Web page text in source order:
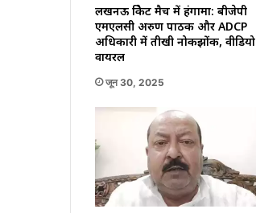
लखनऊ क्रिकेट मैच में हंगामा: बीजेपी
एमएलसी अरुण पाठक और ADCP
अधिकारी में तीखी नोकझोंक, वीडियो
वायरल
जून 30, 2025